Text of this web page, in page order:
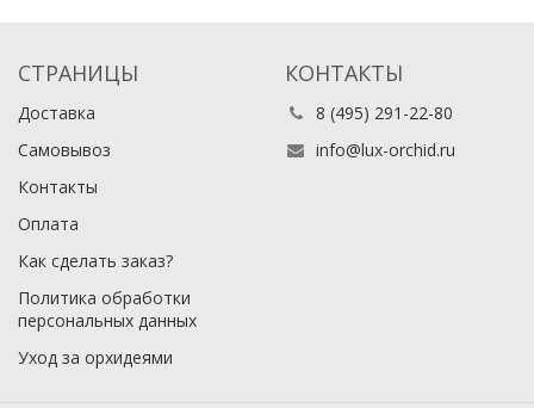
СТРАНИЦЫ
Доставка
Самовывоз
Контакты
Оплата
Как сделать заказ?
Политика обработки
персональных данных
Уход за орхидеями
КОНТАКТЫ
8 (495) 291-22-80
info@lux-orchid.ru